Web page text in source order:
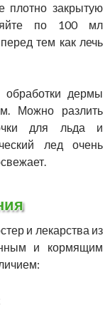
плотно закрытую
по 100 мл
тем как лечь
обработки дермы
Можно разлить
для льда и
лед очень
и лекарства из
и кормящим